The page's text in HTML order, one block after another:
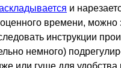
и
времени,
инструкции
немного)
или гуще для